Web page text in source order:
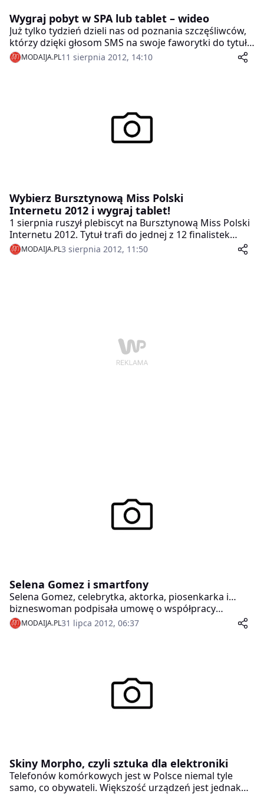
Wygraj pobyt w SPA lub tablet – wideo
Już tylko tydzień dzieli nas od poznania szczęśliwców,
którzy dzięki głosom SMS na swoje faworytki do tytułu
Bursztynowa Miss Polski Internetu 2012 otrzymają
wspaniałe nagrody.
MODAIJA.PL11 sierpnia 2012, 14:10
Wybierz Bursztynową Miss Polski
Internetu 2012 i wygraj tablet!
1 sierpnia ruszył plebiscyt na Bursztynową Miss Polski
Internetu 2012. Tytuł trafi do jednej z 12 finalistek
konkursu Bursztynowa Miss Polski 2012, która
zdobędzie najwięcej głosów oddanych drogą smsową.
MODAIJA.PL3 sierpnia 2012, 11:50
Selena Gomez i smartfony
Selena Gomez, celebrytka, aktorka, piosenkarka i…
bizneswoman podpisała umowę o współpracy
marketingowej z firmą Case-Mate, producentem
wyjątkowo modowych i stylowych obudów na
MODAIJA.PL31 lipca 2012, 06:37
Skiny Morpho, czyli sztuka dla elektroniki
Telefonów komórkowych jest w Polsce niemal tyle
samo, co obywateli. Większość urządzeń jest jednak